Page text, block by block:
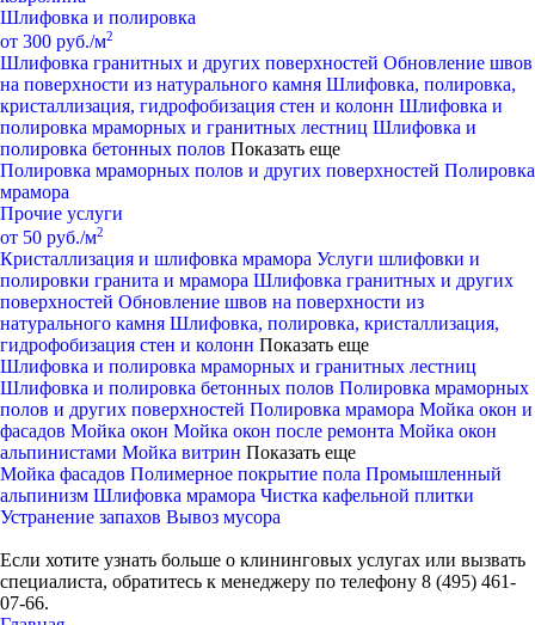
Шлифовка и полировка
от 300 руб./м2
Шлифовка гранитных и других поверхностей Обновление швов
на поверхности из натурального камня Шлифовка, полировка,
кристаллизация, гидрофобизация стен и колонн Шлифовка и
полировка мраморных и гранитных лестниц Шлифовка и
полировка бетонных полов Показать еще
Полировка мраморных полов и других поверхностей Полировка
мрамора
Прочие услуги
от 50 руб./м2
Кристаллизация и шлифовка мрамора Услуги шлифовки и
полировки гранита и мрамора Шлифовка гранитных и других
поверхностей Обновление швов на поверхности из
натурального камня Шлифовка, полировка, кристаллизация,
гидрофобизация стен и колонн Показать еще
Шлифовка и полировка мраморных и гранитных лестниц
Шлифовка и полировка бетонных полов Полировка мраморных
полов и других поверхностей Полировка мрамора Мойка окон и
фасадов Мойка окон Мойка окон после ремонта Мойка окон
альпинистами Мойка витрин Показать еще
Мойка фасадов Полимерное покрытие пола Промышленный
альпинизм Шлифовка мрамора Чистка кафельной плитки
Устранение запахов Вывоз мусора
Если хотите узнать больше о клининговых услугах или вызвать
специалиста, обратитесь к менеджеру по телефону 8 (495) 461-
07-66.